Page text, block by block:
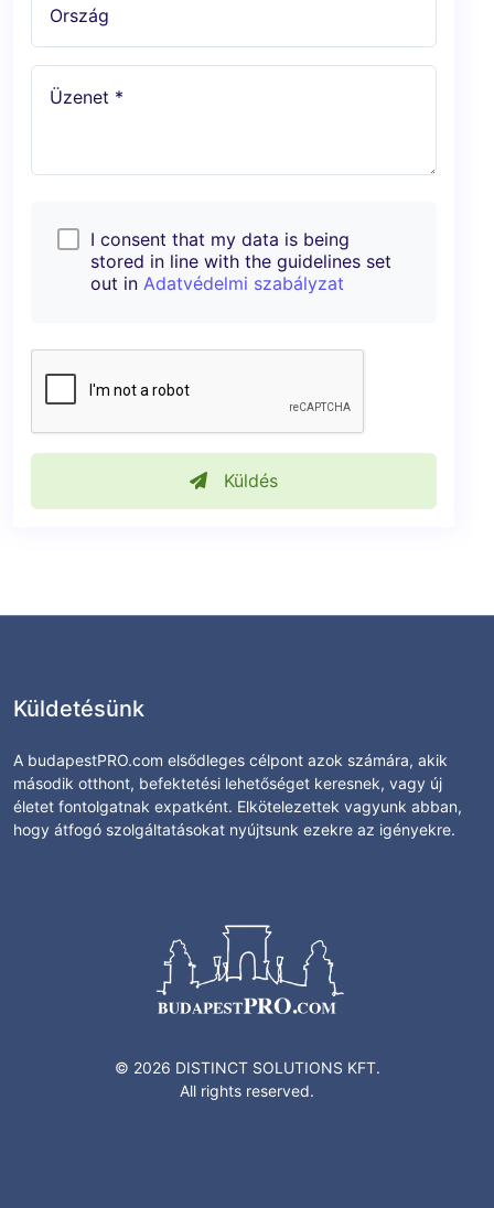
Ország
Üzenet *
I consent that my data is being
stored in line with the guidelines set
out in Adatvédelmi szabályzat
Küldés
Küldetésünk
A budapestPRO.com elsődleges célpont azok számára, akik
második otthont, befektetési lehetőséget keresnek, vagy új
életet fontolgatnak expatként. Elkötelezettek vagyunk abban,
hogy átfogó szolgáltatásokat nyújtsunk ezekre az igényekre.
© 2026 DISTINCT SOLUTIONS KFT.
All rights reserved.